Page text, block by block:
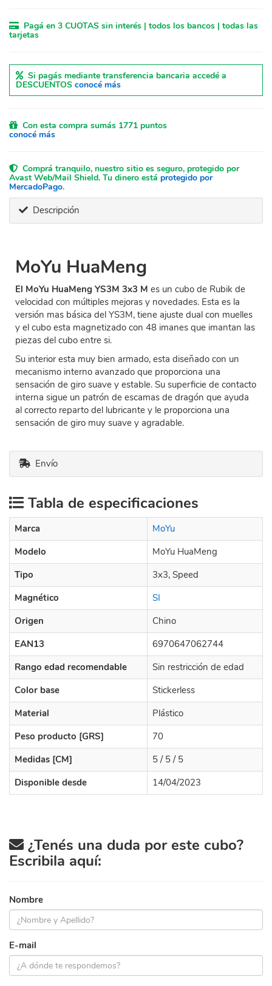
Pagá en 3 CUOTAS sin interés | todos los bancos | todas las
tarjetas
Si pagás mediante transferencia bancaria accedé a
DESCUENTOS conocé más
Con esta compra sumás 1771 puntos
conocé más
Comprá tranquilo, nuestro sitio es seguro, protegido por
Avast Web/Mail Shield. Tu dinero está protegido por
MercadoPago.
Descripción
MoYu HuaMeng
El MoYu HuaMeng YS3M 3x3 M es un cubo de Rubik de
velocidad con múltiples mejoras y novedades. Esta es la
versión mas básica del YS3M, tiene ajuste dual con muelles
y el cubo esta magnetizado con 48 imanes que imantan las
piezas del cubo entre si.
Su interior esta muy bien armado, esta diseñado con un
mecanismo interno avanzado que proporciona una
sensación de giro suave y estable. Su superficie de contacto
interna sigue un patrón de escamas de dragón que ayuda
al correcto reparto del lubricante y le proporciona una
sensación de giro muy suave y agradable.
Envío
Tabla de especificaciones
Marca
MoYu
Modelo
MoYu HuaMeng
Tipo
3x3, Speed
Magnético
SI
Origen
Chino
EAN13
6970647062744
Rango edad recomendable
Sin restricción de edad
Color base
Stickerless
Material
Plástico
Peso producto [GRS]
70
Medidas [CM]
5 / 5 / 5
Disponible desde
14/04/2023
¿Tenés una duda por este cubo?
Escribila aquí:
Nombre
E-mail